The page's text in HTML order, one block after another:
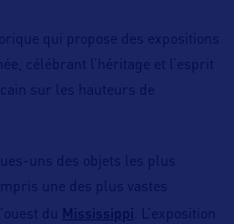
qui propose des expositions
célébrant l’héritage et l’esprit
sur les hauteurs de
uns des objets les plus
une des plus vastes
du Mississippi . L’exposition